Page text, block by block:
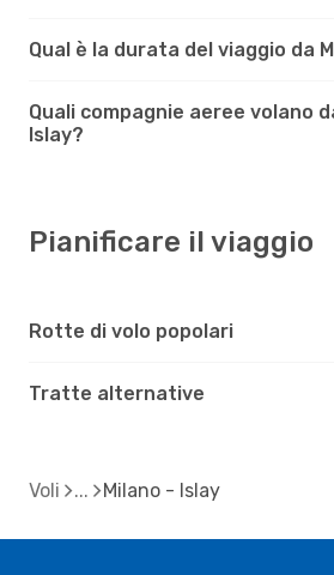
Qual è la durata del viaggio da
Quali compagnie aeree volano
Islay?
Pianificare il viaggio
Rotte di volo popolari
Tratte alternative
Voli Milano - Islay